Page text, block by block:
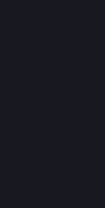
destroy her